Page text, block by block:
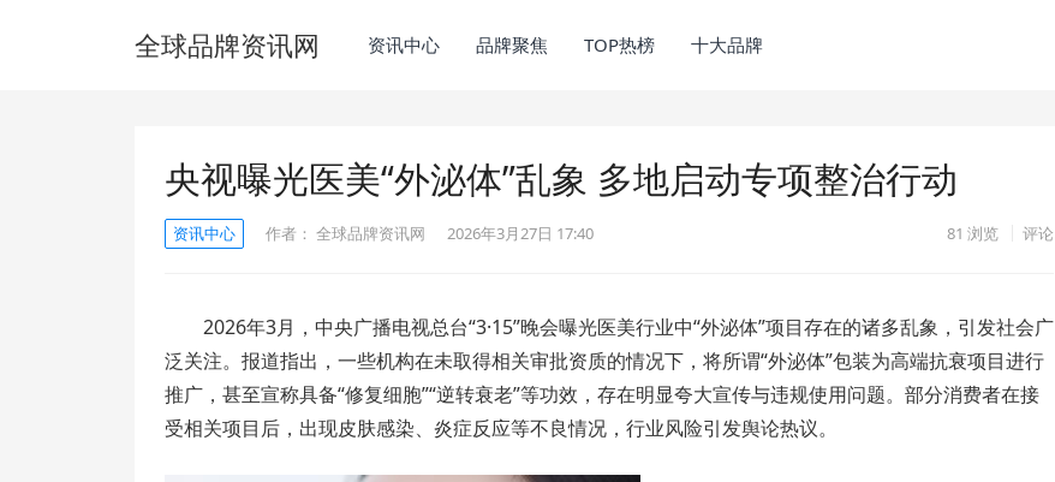
全球品牌资讯网 资讯中心 品牌聚焦 TOP热榜 十大品牌
央视曝光医美“外泌体”乱象 多地启动专项整治行动
资讯中心 作者： 全球品牌资讯网 2026年3月27日 17:40 81 浏览 评论
2026年3月，中央广播电视总台“3·15”晚会曝光医美行业中“外泌体”项目存在的诸多乱象，引发社会广
泛关注。报道指出，一些机构在未取得相关审批资质的情况下，将所谓“外泌体”包装为高端抗衰项目进行
推广，甚至宣称具备“修复细胞”“逆转衰老”等功效，存在明显夸大宣传与违规使用问题。部分消费者在接
受相关项目后，出现皮肤感染、炎症反应等不良情况，行业风险引发舆论热议。